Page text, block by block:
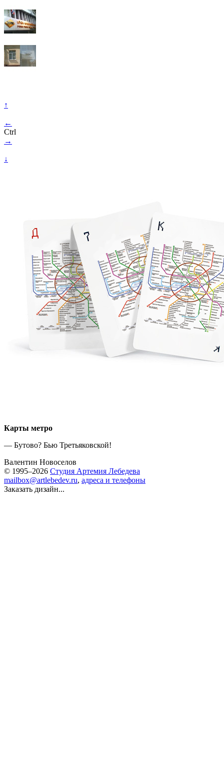
↑
←
Ctrl
→
↓
Карты метро
— Бутово? Бью Третьяковской!
Валентин Новоселов
© 1995–2026 Студия Артемия Лебедева
mailbox@artlebedev.ru, адреса и телефоны
Заказать дизайн...